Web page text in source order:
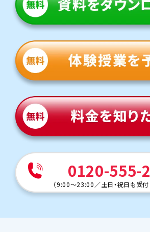
0120-555-
（9:00～23:00／土日・祝日も受